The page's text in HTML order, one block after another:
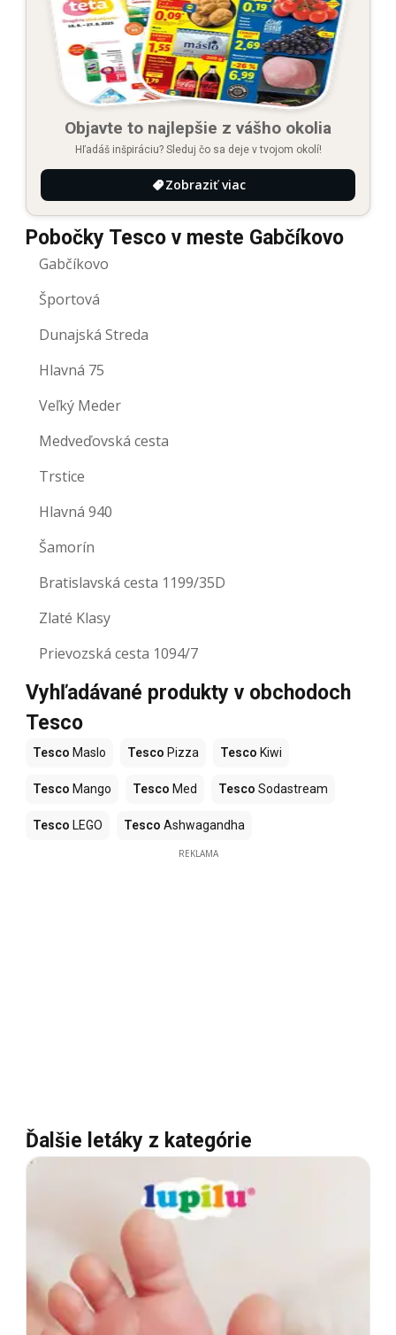
Objavte to najlepšie z vášho okolia
Hľadáš inšpiráciu? Sleduj čo sa deje v tvojom okolí!
Zobraziť viac
Pobočky Tesco v meste Gabčíkovo
Gabčíkovo
Športová
Dunajská Streda
Hlavná 75
Veľký Meder
Medveďovská cesta
Trstice
Hlavná 940
Šamorín
Bratislavská cesta 1199/35D
Zlaté Klasy
Prievozská cesta 1094/7
Vyhľadávané produkty v obchodoch
Tesco
Tesco Maslo Tesco Pizza Tesco Kiwi
Tesco Mango Tesco Med Tesco Sodastream
Tesco LEGO Tesco Ashwagandha
REKLAMA
Ďalšie letáky z kategórie